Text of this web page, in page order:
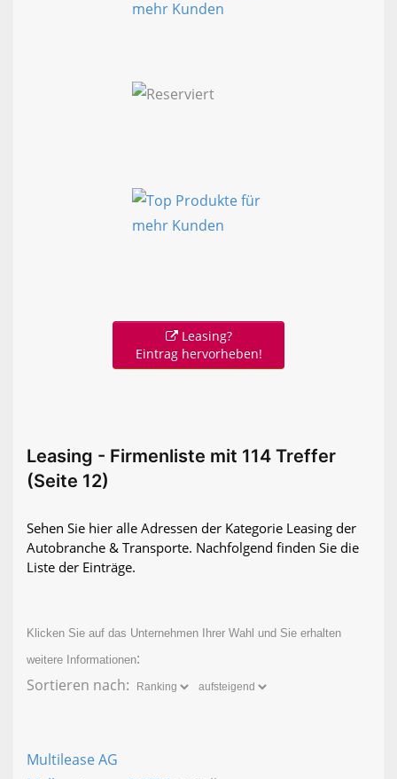
Leasing?
Eintrag hervorheben!
Leasing - Firmenliste mit 114 Treffer
(Seite 12)
Sehen Sie hier alle Adressen der Kategorie Leasing der
Autobranche & Transporte. Nachfolgend finden Sie die
Liste der Einträge.
Klicken Sie auf das Unternehmen Ihrer Wahl und Sie erhalten
weitere Informationen:
Sortieren nach:
Multilease AG